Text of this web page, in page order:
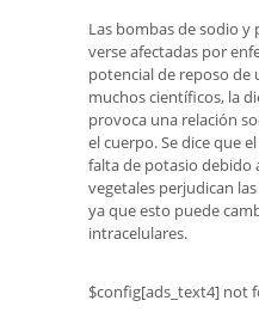
Las bombas de sodio
verse afectadas por
potencial de reposo de
muchos científicos, la
provoca una relación
el cuerpo. Se dice que
falta de potasio debido
vegetales perjudican
ya que esto puede
intracelulares.
$config[ads_text4] not